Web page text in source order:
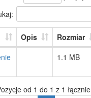
Opis Rozmiar
1.1 MB
od 1 do 1 z 1 łącznie